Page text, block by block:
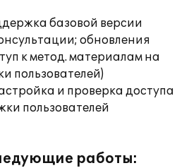
базовой версии
обновления
к метод. материалам на
пользователей)
и проверка доступа
пользователей
работы: